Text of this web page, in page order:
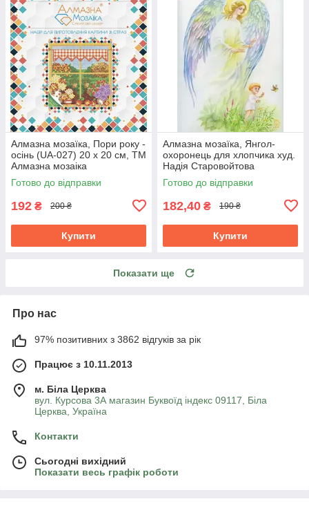
Алмазна мозаїка, Пори року -
осінь (UA-027) 20 х 20 см, ТМ
Алмазна мозаіка
Готово до відправки
192 ₴ 200 ₴
Купити
Алмазна мозаїка, Янгол-
охоронець для хлопчика худ.
Надія Старовойтова
(GU_189768) 21 х 25 см,
Діамантові ручки
Готово до відправки
182,40 ₴ 190 ₴
Купити
Показати ще
Про нас
97% позитивних з 3862 відгуків за рік
Працює з 10.11.2013
м. Біла Церква
вул. Курсова 3А магазин Буквоїд індекс 09117, Біла
Церква, Україна
Контакти
Сьогодні вихідний
Показати весь графік роботи